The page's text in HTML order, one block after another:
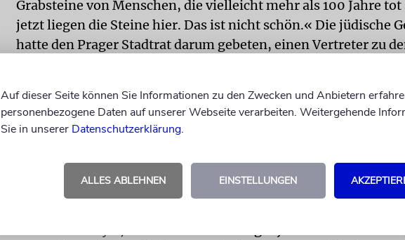
Grabsteine von Menschen, die vielleicht mehr als 100 Jahre
jetzt liegen die Steine hier. Das ist nicht schön.« Die jüdische
hatte den Prager Stadtrat darum gebeten, einen Vertreter zu
FRIEDHÖFE Die Grabsteine wurden offenbar von mehreren
entwendet. Die Daten auf den Steinen reichen laut »Guardian«
bis in die 1970-er Jahre. Die Namen der Toten sind demnach
einen würdigen Platz auf dem Alten jüdischen Friedhof im
in einem Mahnmal einzuräumen.
Auf dieser Seite können Sie Informationen zu den Zwecken und Anbietern
personenbezogene Daten auf unserer Webseite verarbeiten. Weitergehende
Sie in unserer Datenschutzerklärung.
ALLES ABLEHNEN EINSTELLUNGEN